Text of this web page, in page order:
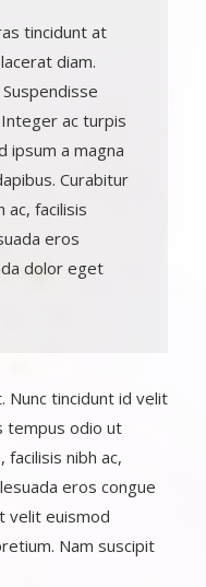
tincidunt at
diam.
ac turpis
ipsum a magna
Curabitur
ac, facilisis
eros
dolor eget
Nunc tincidunt id velit
tempus odio ut
facilisis nibh ac,
eros congue
velit euismod
Nam suscipit